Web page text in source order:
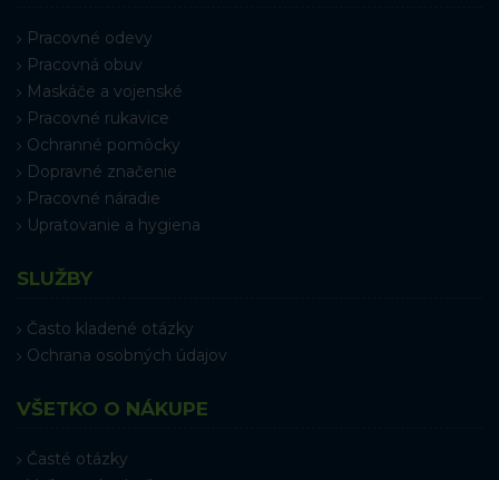
Pracovné odevy
Pracovná obuv
Maskáče a vojenské
Pracovné rukavice
Ochranné pomôcky
Dopravné značenie
Pracovné náradie
Upratovanie a hygiena
SLUŽBY
Často kladené otázky
Ochrana osobných údajov
VŠETKO O NÁKUPE
Časté otázky